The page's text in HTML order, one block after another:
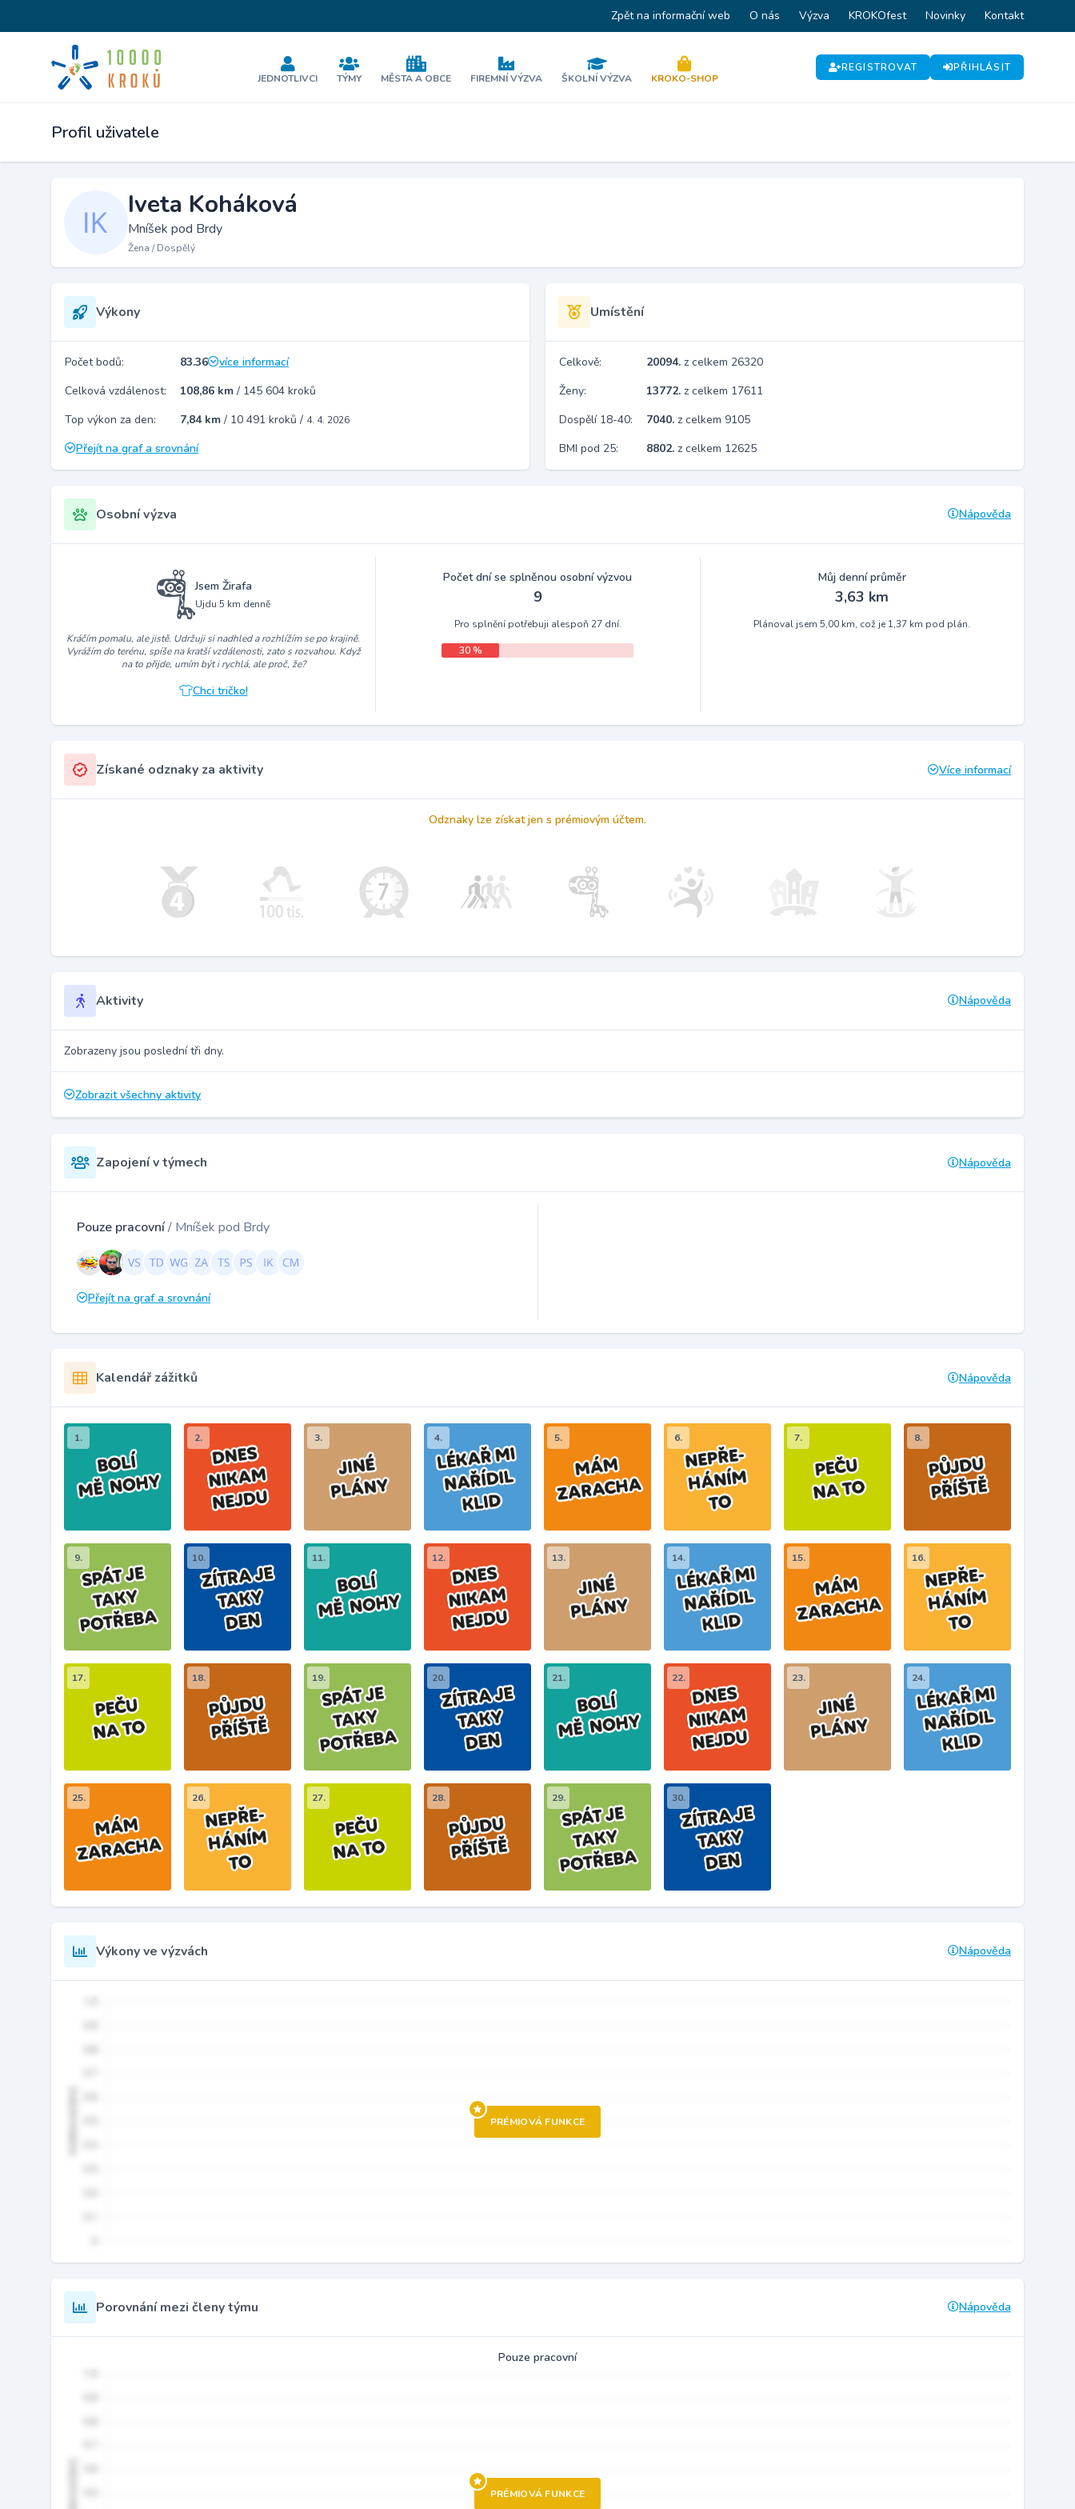
Zpět na informační web O nás Výzva KROKOfest Novinky Kontakt
JEDNOTLIVCI TÝMY MĚSTA A OBCE FIREMNÍ VÝZVA ŠKOLNÍ VÝZVA KROKO-SHOP
REGISTROVAT PŘIHLÁSIT
Profil uživatele
Iveta Koháková
Mníšek pod Brdy
Žena / Dospělý
Výkony
Počet bodů: 83.36
více informací
Celková vzdálenost:
108,86 km / 145 604 kroků
Top výkon za den:
7,84 km / 10 491 kroků / 4. 4. 2026
Přejít na graf a srovnání
Umístění
Celkově: 20094. z celkem 26320
Ženy:
13772. z celkem 17611
Dospělí 18-40:
7040. z celkem 9105
BMI pod 25:
8802. z celkem 12625
Osobní výzva Nápověda
Jsem Žirafa
Ujdu 5 km denně
Kráčím pomalu, ale jistě. Udržuji si nadhled a rozhlížím se po krajině.
Vyrážím do terénu, spíše na kratší vzdálenosti, zato s rozvahou. Když
na to přijde, umím být i rychlá, ale proč, že?
Chci tričko!
Počet dní se splněnou osobní výzvou
9
Pro splnění potřebuji alespoň 27 dní.
30 %
Můj denní průměr
3,63 km
Plánoval jsem 5,00 km, což je 1,37 km pod plán.
Získané odznaky za aktivity Více informací
Odznaky lze získat jen s prémiovým účtem.
Aktivity Nápověda
Zobrazeny jsou poslední tři dny.
Zobrazit všechny aktivity
Zapojení v týmech Nápověda
Pouze pracovní/ Mníšek pod Brdy
Přejít na graf a srovnání
Kalendář zážitků Nápověda
1. 2. 3. 4. 5. 6. 7. 8.
9. 10. 11. 12. 13. 14. 15. 16.
17. 18. 19. 20. 21. 22. 23. 24.
25. 26. 27. 28. 29. 30.
Výkony ve výzvách Nápověda
PRÉMIOVÁ FUNKCE
Porovnání mezi členy týmu Nápověda
Pouze pracovní
PRÉMIOVÁ FUNKCE